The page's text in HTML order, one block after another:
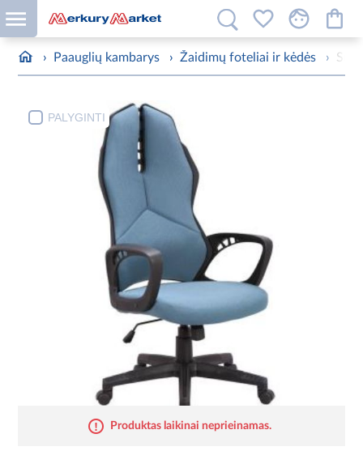
› Paauglių kambarys › Žaidimų foteliai ir kėdės ›
PALYGINTI
Produktas laikinai neprieinamas.